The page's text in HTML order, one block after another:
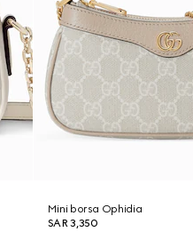
Mini borsa Ophidia
SAR 3,350